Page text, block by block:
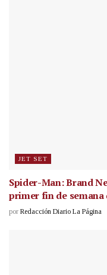
JET SET
Spider-Man: Brand
primer fin de semana
por Redacción Diario La Página